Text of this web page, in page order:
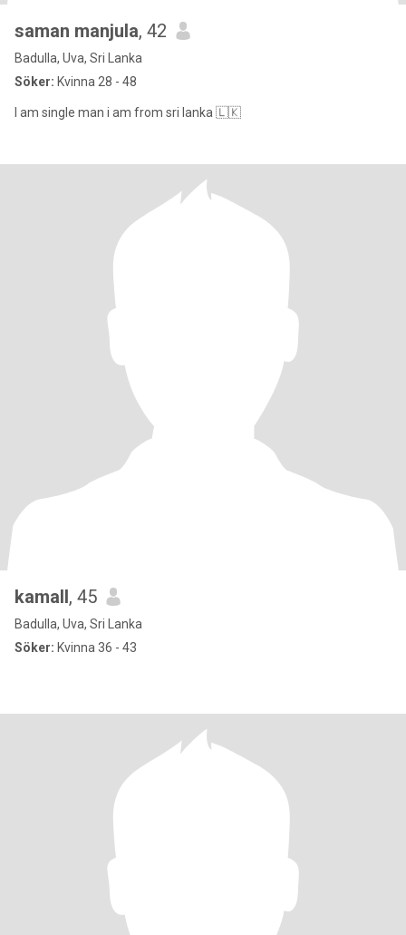
saman manjula, 42
Badulla, Uva, Sri Lanka
Söker: Kvinna 28 - 48
I am single man i am from sri lanka 🇱🇰
kamall, 45
Badulla, Uva, Sri Lanka
Söker: Kvinna 36 - 43